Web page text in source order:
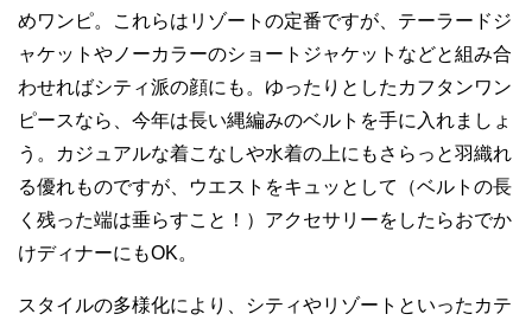
めワンピ。これらはリゾートの定番ですが、テーラードジ
ャケットやノーカラーのショートジャケットなどと組み合
わせればシティ派の顔にも。ゆったりとしたカフタンワン
ピースなら、今年は長い縄編みのベルトを手に入れましょ
う。カジュアルな着こなしや水着の上にもさらっと羽織れ
る優れものですが、ウエストをキュッとして（ベルトの長
く残った端は垂らすこと！）アクセサリーをしたらおでか
けディナーにもOK。
スタイルの多様化により、シティやリゾートといったカテ